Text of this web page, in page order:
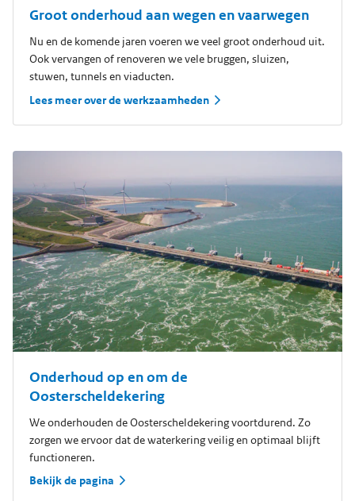
Groot onderhoud aan wegen en vaarwegen
Nu en de komende jaren voeren we veel groot onderhoud uit.
Ook vervangen of renoveren we vele bruggen, sluizen,
stuwen, tunnels en viaducten.
Lees meer over de werkzaamheden
Onderhoud op en om de
Oosterscheldekering
We onderhouden de Oosterscheldekering voortdurend. Zo
zorgen we ervoor dat de waterkering veilig en optimaal blijft
functioneren.
Bekijk de pagina